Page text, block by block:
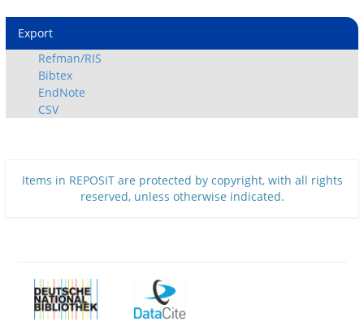
Export
Refman/RIS
Bibtex
EndNote
CSV
Items in REPOSIT are protected by copyright, with all rights
reserved, unless otherwise indicated.